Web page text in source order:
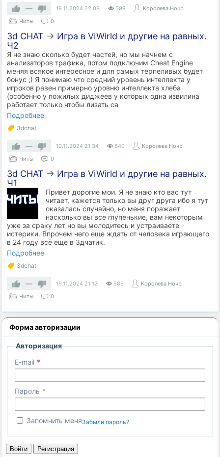
— 19.11.2024 22:08 599
Королева Ночb
Читы
0
3d CHAT → Игра в ViWirld и другие на равных.
Ч2
Я не знаю сколько будет частей, но мы начнем с
анализаторов трафика, потом подключим Cheat Engine
меняя всякое интересное и для самых терпеливых будет
бонус ;) Я понимаю что средний уровень интеллекта у
игроков равен примерно уровню интеллекта хлеба
(особенно у пожилых диджеев у которых одна извилина
работает только чтобы лизать са
Подробнее
3dchat
— 19.11.2024 21:34 640
Королева Ночb
Читы
0
3d CHAT → Игра в ViWirld и другие на равных.
Ч1
Привет дорогие мои. Я не знаю кто вас тут
читает, кажется только вы друг друга ибо я тут
оказалась случайно, но меня поражает
насколько вы все глупенькие, вам некоторым
уже за сраку лет но вы молодитесь и устраиваете
истерики. Впрочем чего еще ждать от человека играющего
в 24 году всё еще в 3дчатик.
Подробнее
3dchat
— 19.11.2024 21:12 586
Королева Ночb
Читы
0
Форма авторизации
Авторизация
E-mail
Пароль
Запомнить меняЗабыли пароль?
Войти Регистрация